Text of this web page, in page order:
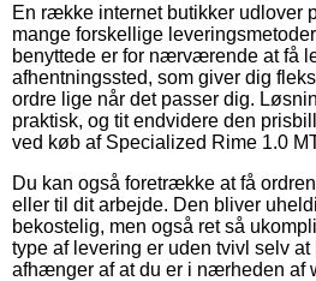
En række internet butikker udlover
mange forskellige
benyttede er for nærværende at få
afhentningssted, som giver dig
ordre lige når det passer dig.
praktisk, og tit endvidere den
ved køb af Specialized Rime 1.0
Du kan også foretrække at få
eller til dit arbejde. Den bliver
bekostelig, men også ret så
type af levering er uden tvivl selv
afhænger af at du er i nærheden af